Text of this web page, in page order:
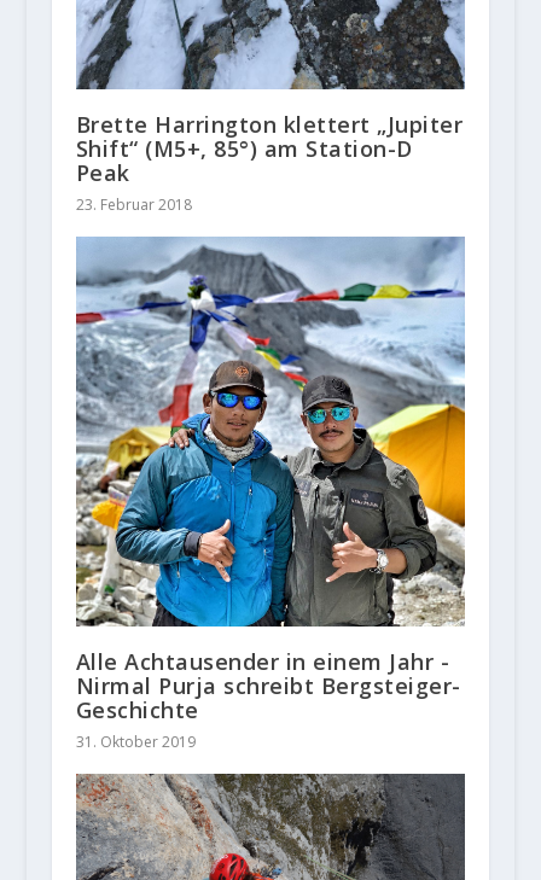
Brette Harrington klettert „Jupiter
Shift“ (M5+, 85°) am Station-D
Peak
23. Februar 2018
Alle Achtausender in einem Jahr -
Nirmal Purja schreibt Bergsteiger-
Geschichte
31. Oktober 2019